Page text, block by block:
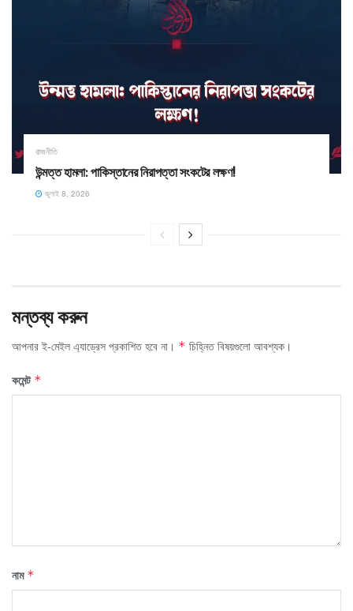
রাজনীতি
উন্মত্ত হামলা: পাকিস্তানের নিরাপত্তা সংকটের লক্ষণ!
জুলাই 8, 2026
মন্তব্য করুন
আপনার ই-মেইল এ্যাড্রেস প্রকাশিত হবে না। * চিহ্নিত বিষয়গুলো আবশ্যক।
কমেন্ট *
নাম *